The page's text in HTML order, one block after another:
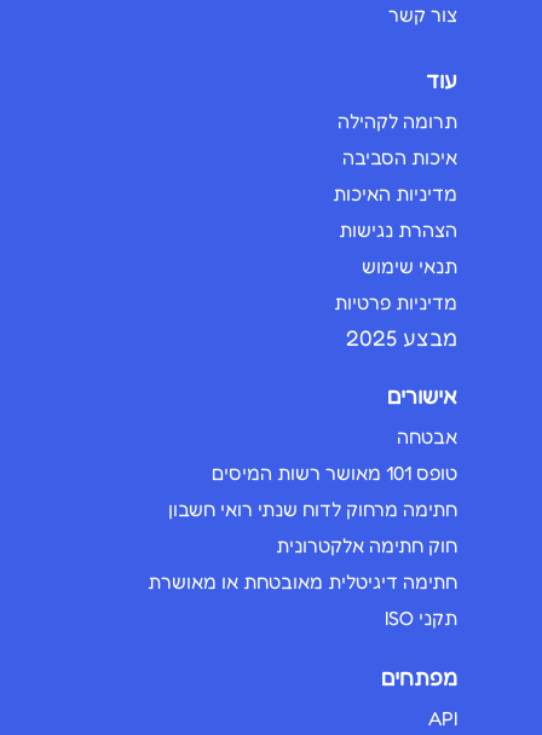
צור קשר
עוד
תרומה לקהילה
איכות הסביבה
מדיניות האיכות
הצהרת נגישות
תנאי שימוש
מדיניות פרטיות
מבצע 2025
אישורים
אבטחה
טופס 101 מאושר רשות המיסים
חתימה מרחוק לדוח שנתי רואי חשבון
חוק חתימה אלקטרונית
חתימה דיגיטלית מאובטחת או מאושרת
תקני ISO
מפתחים
API